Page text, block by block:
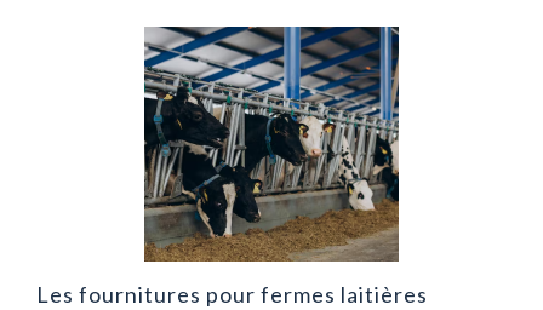
Les fournitures pour fermes laitières